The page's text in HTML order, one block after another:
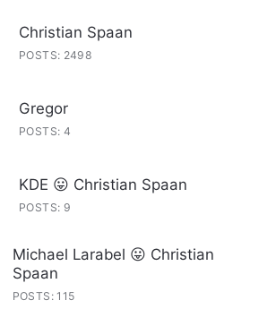
Christian Spaan
POSTS: 2498
Gregor
POSTS: 4
KDE 😛 Christian Spaan
POSTS: 9
Michael Larabel 😛 Christian
Spaan
POSTS: 115